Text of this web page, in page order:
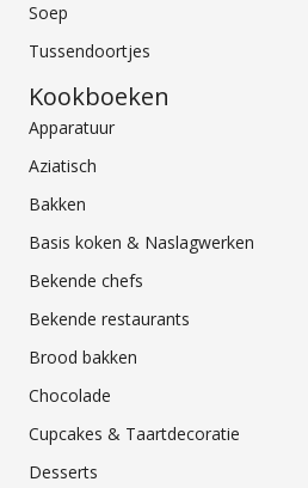
Soep
Tussendoortjes
Kookboeken
Apparatuur
Aziatisch
Bakken
Basis koken & Naslagwerken
Bekende chefs
Bekende restaurants
Brood bakken
Chocolade
Cupcakes & Taartdecoratie
Desserts